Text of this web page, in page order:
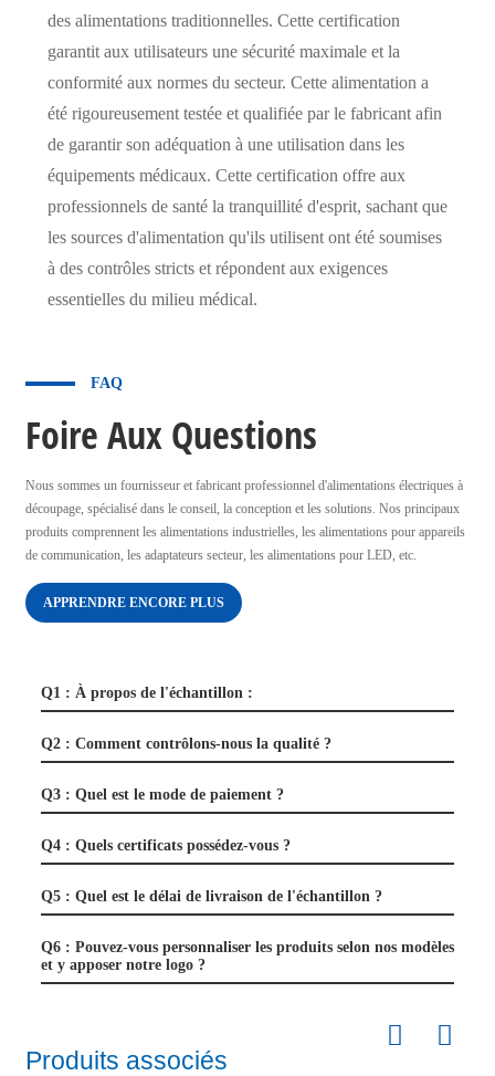
des alimentations traditionnelles. Cette certification
garantit aux utilisateurs une sécurité maximale et la
conformité aux normes du secteur. Cette alimentation a
été rigoureusement testée et qualifiée par le fabricant afin
de garantir son adéquation à une utilisation dans les
équipements médicaux. Cette certification offre aux
professionnels de santé la tranquillité d'esprit, sachant que
les sources d'alimentation qu'ils utilisent ont été soumises
à des contrôles stricts et répondent aux exigences
essentielles du milieu médical.
FAQ
Foire Aux Questions
Nous sommes un fournisseur et fabricant professionnel d'alimentations électriques à
découpage, spécialisé dans le conseil, la conception et les solutions. Nos principaux
produits comprennent les alimentations industrielles, les alimentations pour appareils
de communication, les adaptateurs secteur, les alimentations pour LED, etc.
APPRENDRE ENCORE PLUS
Q1 : À propos de l'échantillon :
Q2 : Comment contrôlons-nous la qualité ?
Q3 : Quel est le mode de paiement ?
Q4 : Quels certificats possédez-vous ?
Q5 : Quel est le délai de livraison de l'échantillon ?
Q6 : Pouvez-vous personnaliser les produits selon nos modèles
et y apposer notre logo ?
Produits associés